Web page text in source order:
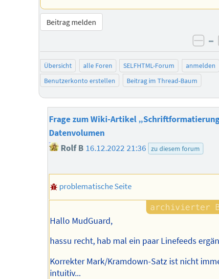
Beitrag melden
–
Übersicht alle Foren SELFHTML-Forum
anmelden
Benutzerkonto erstellen
Beitrag im Thread-Baum
Frage zum Wiki-Artikel
Datenvolumen
Rolf B 16.12.2022 21:36 zu diesem forum
problematische Seite
Hallo MudGuard,
hassu recht, hab mal ein paar Linefeeds
Korrekter Mark/Kramdown-Satz ist nicht
intuitiv...